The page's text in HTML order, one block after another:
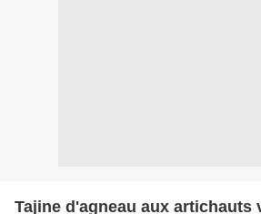
Tajine d'agneau aux artichauts